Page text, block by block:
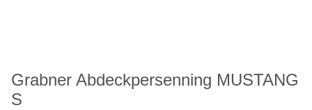
Grabner Abdeckpersenning MUSTANG
S